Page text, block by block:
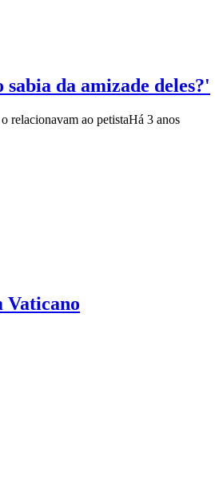
da amizade deles?'
relacionavam ao petistaHá 3 anos
Vaticano